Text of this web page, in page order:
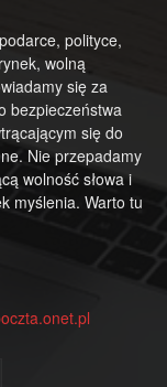
polityce,
wolną
się za
bezpieczeństwa
się do
Nie przepadamy
wolność słowa i
myślenia. Warto tu